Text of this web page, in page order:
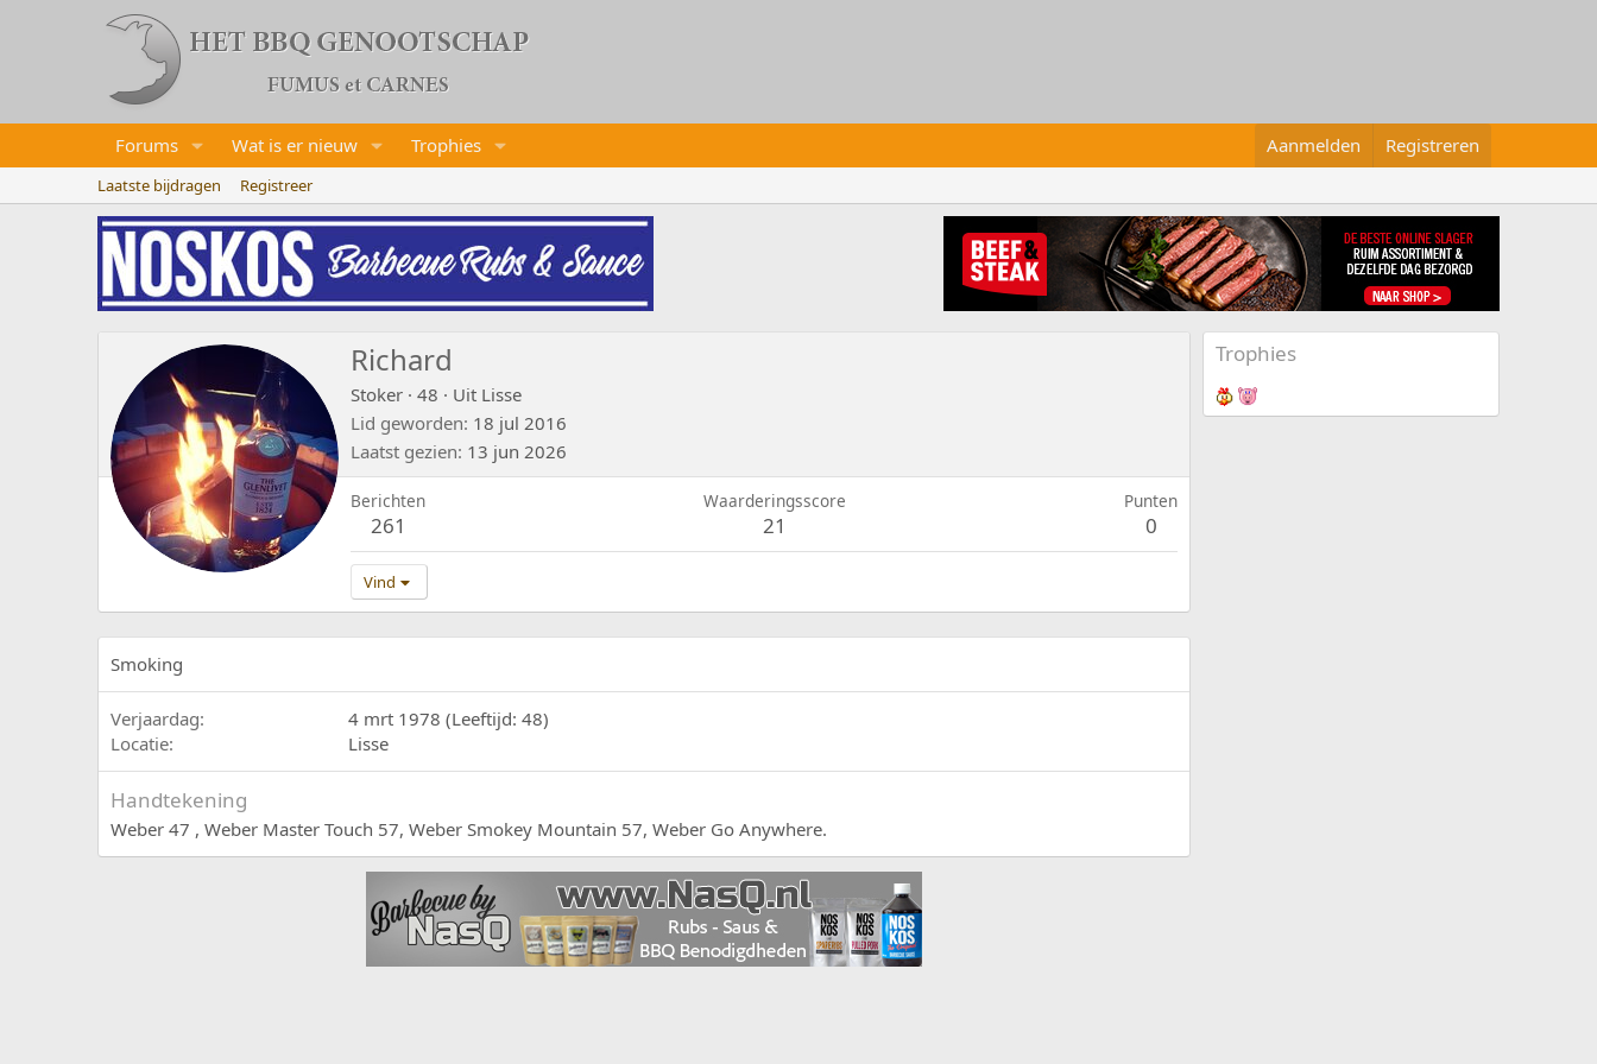
Forums Wat is er nieuw Trophies Aanmelden Registreren
Laatste bijdragen Registreer
Richard
Stoker · 48 · Uit Lisse
Lid geworden 18 jul 2016
Laatst gezien 13 jun 2026
Berichten
261
Waarderingsscore
21
Punten
0
Vind
Smoking
Verjaardag
4 mrt 1978 (Leeftijd: 48)
Locatie
Lisse
Handtekening
Weber 47 , Weber Master Touch 57, Weber Smokey Mountain 57, Weber Go Anywhere.
Trophies